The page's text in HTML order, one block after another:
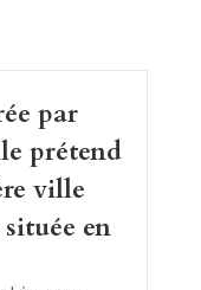
par
prétend
ville
en